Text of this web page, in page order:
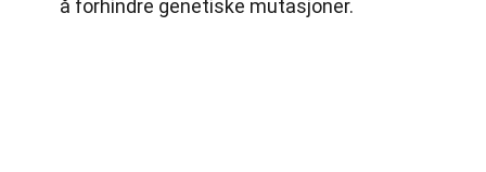
å forhindre genetiske mutasjoner.